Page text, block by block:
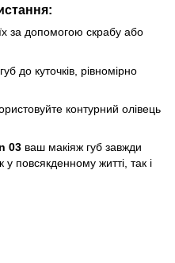
за допомогою скрабу або
до куточків, рівномірно
контурний олівець
03 ваш макіяж губ завжди
повсякденному житті, так і